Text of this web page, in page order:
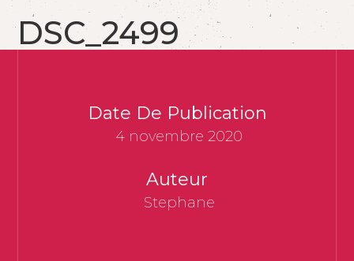
DSC_2499
Date De Publication
4 novembre 2020
Auteur
Stephane